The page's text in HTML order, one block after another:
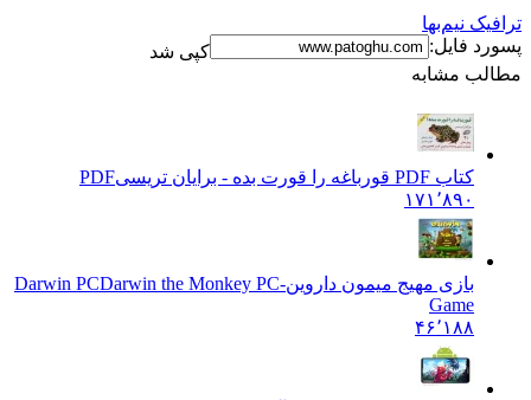
نیم‌بها
فایل:
کپی شد
مشابه
کتاب PDF قورباغه را قورت بده - برایان تریسی
PDF
۱۷۱٬۸۹۰
بازی مهیج میمون داروین-Darwin PCDarwin the Monkey PC
Game
۴۶٬۱۸۸